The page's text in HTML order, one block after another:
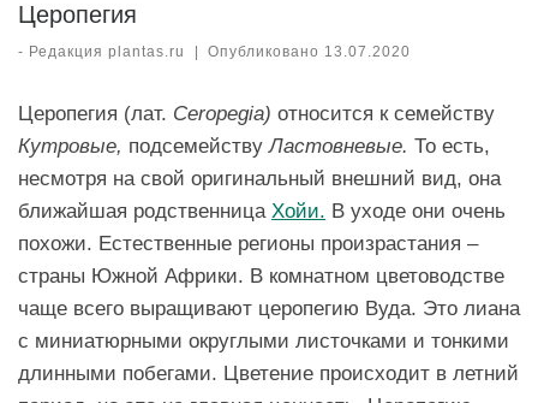
Церопегия
- Редакция plantas.ru | Опубликовано 13.07.2020
Церопегия (лат. Ceropegia) относится к семейству
Кутровые, подсемействуЛастовневые. То есть,
несмотря на свой оригинальный внешний вид, она
ближайшая родственница Хойи. В уходе они очень
похожи. Естественные регионы произрастания –
страны Южной Африки. В комнатном цветоводстве
чаще всего выращивают церопегию Вуда. Это лиана
с миниатюрными округлыми листочками и тонкими
длинными побегами. Цветение происходит в летний